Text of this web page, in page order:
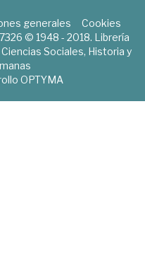
generales
Cookies
© 1948 - 2018. Librería
Sociales, Historia y
OPTYMA